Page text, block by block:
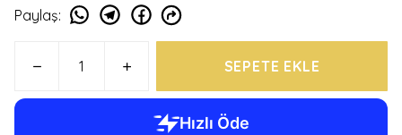
Paylaş:
SEPETE EKLE